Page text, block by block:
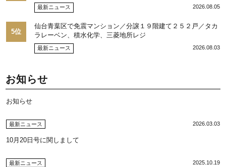
を注視／“リパーク”次世代展開／三井不動産リアルティ／児玉
光博社長に聞く
最新ニュース 2026.08.05
5位
仙台青葉区で免震マンション／分譲１９階建て２５２戸／タカ
ラレーベン、積水化学、三菱地所レジ
最新ニュース 2026.08.03
お知らせ
お知らせ
最新ニュース 2026.03.03
10月20日号に関しまして
最新ニュース 2025.10.19